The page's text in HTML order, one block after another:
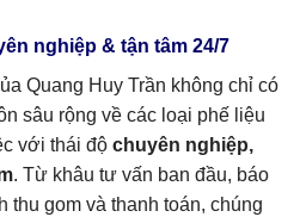
nghiệp & tận tâm 24/7
Quang Huy Trần không chỉ có
sâu rộng về các loại phế liệu
với thái độ chuyên nghiệp,
. Từ khâu tư vấn ban đầu, báo
thu gom và thanh toán, chúng